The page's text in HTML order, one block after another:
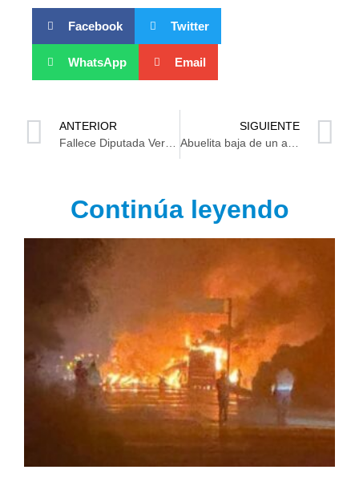
Facebook Twitter
WhatsApp Email
ANTERIOR
SIGUIENTE
Continúa leyendo